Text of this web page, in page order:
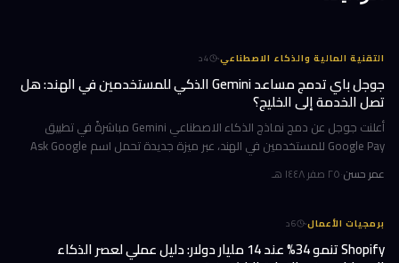
التقنية المالية والذكاء الاصطناعي·
4د
جوجل باي تدمج مساعد Gemini الذكي للمستخدمين في الهند: هل
تصل الخدمة إلى الخليج؟
أعلنت جوجل عن دمج نماذج الذكاء الاصطناعي Gemini مباشرةً في تطبيق
Google Pay للمستخدمين في الهند، عبر ميزة جديدة تحمل اسم Ask Google
عمر حسن·٢٥ صفر ١٤٤٨ هـ
برمجيات الأعمال·
6د
Shopify تنمو 34% عند 14 مليار دولار: دليل عملي لعصر الذكاء